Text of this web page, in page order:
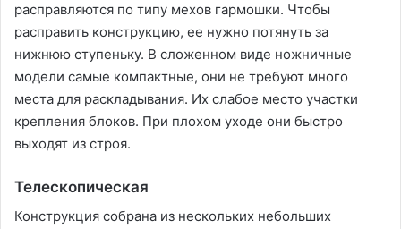
расправляются по типу мехов гармошки. Чтобы
расправить конструкцию, ее нужно потянуть за
нижнюю ступеньку. В сложенном виде ножничные
модели самые компактные, они не требуют много
места для раскладывания. Их слабое место участки
крепления блоков. При плохом уходе они быстро
выходят из строя.
Телескопическая
Конструкция собрана из нескольких небольших